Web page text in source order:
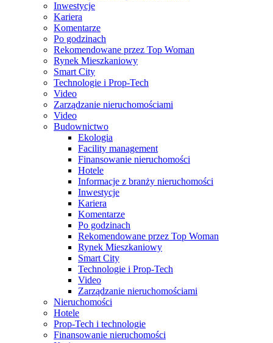
Inwestycje
Kariera
Komentarze
Po godzinach
Rekomendowane przez Top Woman
Rynek Mieszkaniowy
Smart City
Technologie i Prop-Tech
Video
Zarządzanie nieruchomościami
Video
Budownictwo
Ekologia
Facility management
Finansowanie nieruchomości
Hotele
Informacje z branży nieruchomości
Inwestycje
Kariera
Komentarze
Po godzinach
Rekomendowane przez Top Woman
Rynek Mieszkaniowy
Smart City
Technologie i Prop-Tech
Video
Zarządzanie nieruchomościami
Nieruchomości
Hotele
Prop-Tech i technologie
Finansowanie nieruchomości